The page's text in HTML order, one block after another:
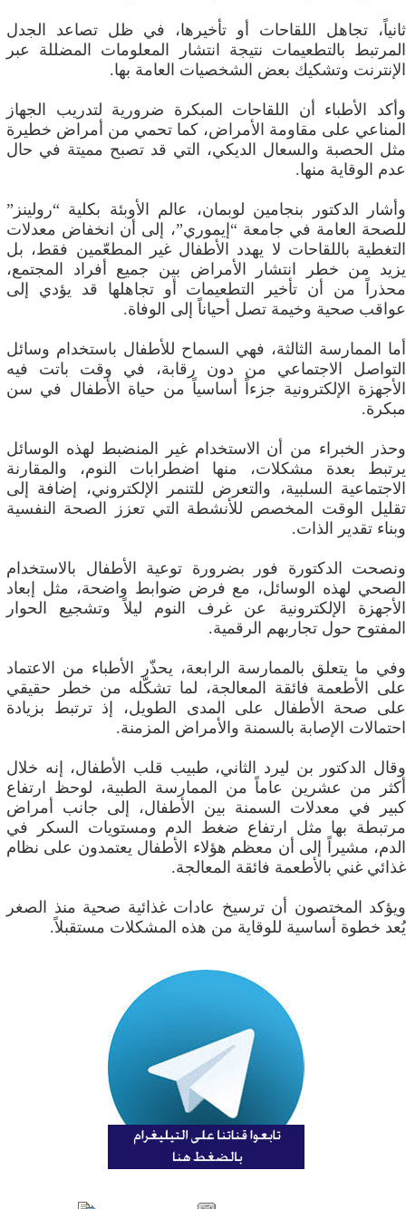
ثانياً، تجاهل اللقاحات أو تأخيرها، في ظل تصاعد الجدل
المرتبط بالتطعيمات نتيجة انتشار المعلومات المضللة عبر
الإنترنت وتشكيك بعض الشخصيات العامة بها.
وأكد الأطباء أن اللقاحات المبكرة ضرورية لتدريب الجهاز
المناعي على مقاومة الأمراض، كما تحمي من أمراض خطيرة
مثل الحصبة والسعال الديكي، التي قد تصبح مميتة في حال
عدم الوقاية منها.
وأشار الدكتور بنجامين لوبمان، عالم الأوبئة بكلية “رولينز”
للصحة العامة في جامعة “إيموري”، إلى أن انخفاض معدلات
التغطية باللقاحات لا يهدد الأطفال غير المطعّمين فقط، بل
يزيد من خطر انتشار الأمراض بين جميع أفراد المجتمع،
محذراً من أن تأخير التطعيمات أو تجاهلها قد يؤدي إلى
عواقب صحية وخيمة تصل أحياناً إلى الوفاة.
أما الممارسة الثالثة، فهي السماح للأطفال باستخدام وسائل
التواصل الاجتماعي من دون رقابة، في وقت باتت فيه
الأجهزة الإلكترونية جزءاً أساسياً من حياة الأطفال في سن
مبكرة.
وحذر الخبراء من أن الاستخدام غير المنضبط لهذه الوسائل
يرتبط بعدة مشكلات، منها اضطرابات النوم، والمقارنة
الاجتماعية السلبية، والتعرض للتنمر الإلكتروني، إضافة إلى
تقليل الوقت المخصص للأنشطة التي تعزز الصحة النفسية
وبناء تقدير الذات.
ونصحت الدكتورة فور بضرورة توعية الأطفال بالاستخدام
الصحي لهذه الوسائل، مع فرض ضوابط واضحة، مثل إبعاد
الأجهزة الإلكترونية عن غرف النوم ليلاً وتشجيع الحوار
المفتوح حول تجاربهم الرقمية.
وفي ما يتعلق بالممارسة الرابعة، يحذّر الأطباء من الاعتماد
على الأطعمة فائقة المعالجة، لما تشكّله من خطر حقيقي
على صحة الأطفال على المدى الطويل، إذ ترتبط بزيادة
احتمالات الإصابة بالسمنة والأمراض المزمنة.
وقال الدكتور بن ليرد الثاني، طبيب قلب الأطفال، إنه خلال
أكثر من عشرين عاماً من الممارسة الطبية، لوحظ ارتفاع
كبير في معدلات السمنة بين الأطفال، إلى جانب أمراض
مرتبطة بها مثل ارتفاع ضغط الدم ومستويات السكر في
الدم، مشيراً إلى أن معظم هؤلاء الأطفال يعتمدون على نظام
غذائي غني بالأطعمة فائقة المعالجة.
ويؤكد المختصون أن ترسيخ عادات غذائية صحية منذ الصغر
يُعد خطوة أساسية للوقاية من هذه المشكلات مستقبلاً.